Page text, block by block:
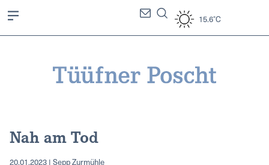
15.6°C
Nah am Tod
20.01.2023 | Sepp Zurmühle